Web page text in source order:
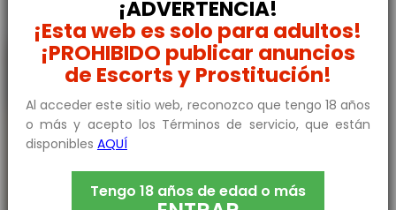
NUEVO Busco un trio
Buenas tardes a todos, mi pedido es
hombres para ponerme muy......
632 *** ***
¡ADVERTENCIA!
¡Esta web es solo para adultos!
¡PROHIBIDO publicar anuncios
de Escorts y Prostitución!
Al acceder este sitio web, reconozco que tengo 18 años
o más y acepto los Términos de servicio, que están
disponibles AQUÍ
Tengo 18 años de edad o más